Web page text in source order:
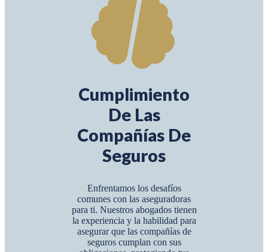
Cumplimiento
De Las
Compañías De
Seguros
Enfrentamos los desafíos
comunes con las aseguradoras
para ti. Nuestros abogados tienen
la experiencia y la habilidad para
asegurar que las compañías de
seguros cumplan con sus